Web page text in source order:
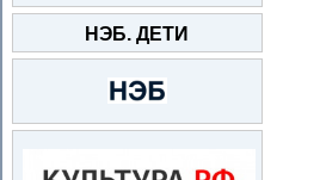
НЭБ. ДЕТИ